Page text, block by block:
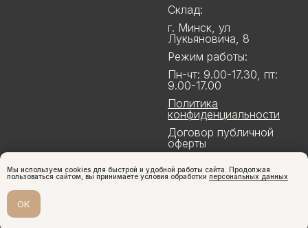
Мы используем cookies для быстрой и удобной работы сайта. Продолжая
пользоваться сайтом, вы принимаете условия обработки персональных данных
OK
Склад:
г. Минск, ул
Лукьяновича, 8
Режим работы:
Пн-чт: 9.00-17.30, пт:
9.00-17.00
Политика
конфиденциальности
Договор публичной
оферты